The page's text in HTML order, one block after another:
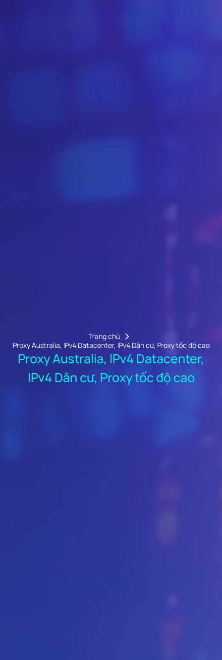
Trang chủ
Proxy Australia, IPv4 Datacenter, IPv4 Dân cư, Proxy tốc độ cao
Proxy Australia, IPv4 Datacenter,
IPv4 Dân cư, Proxy tốc độ cao